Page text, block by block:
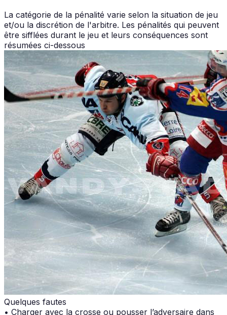
La catégorie de la pénalité varie selon la situation de jeu
et/ou la discrétion de l'arbitre. Les pénalités qui peuvent
être sifflées durant le jeu et leurs conséquences sont
résumées ci-dessous
Quelques fautes
• Charger avec la crosse ou pousser l’adversaire dans